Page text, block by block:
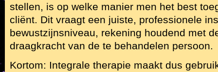
stellen, is op welke manier men het best
cliënt. Dit vraagt een juiste, professionele
bewustzijnsniveau, rekening houdend met
draagkracht van de te behandelen persoon.
Kortom: Integrale therapie maakt dus